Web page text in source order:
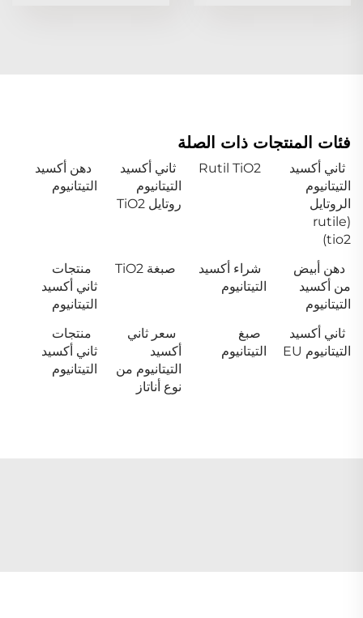
فئات المنتجات ذات الصلة
ثاني أكسيد
التيتانيوم
الروتايل
(rutile
tio2)
Rutil TiO2
ثاني أكسيد
التيتانيوم
روتايل TiO2
دهن أكسيد
التيتانيوم
دهن أبيض
من أكسيد
التيتانيوم
شراء أكسيد
التيتانيوم
صبغة TiO2
منتجات
ثاني أكسيد
التيتانيوم
ثاني أكسيد
التيتانيوم EU
صبغ
التيتانيوم
سعر ثاني
أكسيد
التيتانيوم من
نوع أناتاز
منتجات
ثاني أكسيد
التيتانيوم